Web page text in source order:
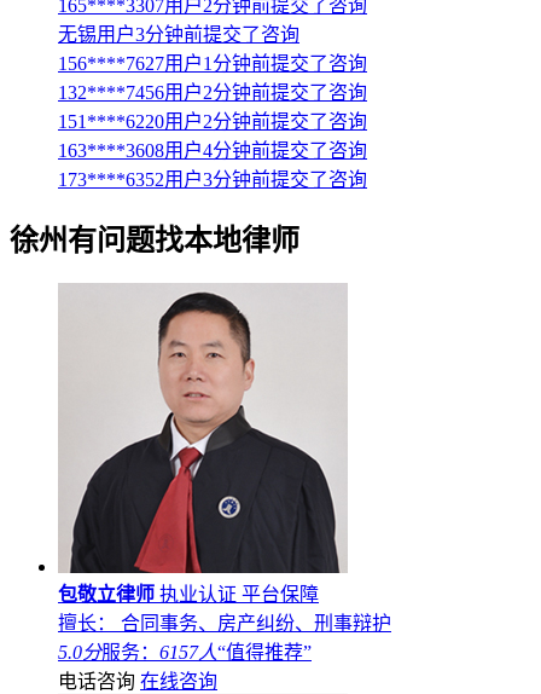
165****3307用户2分钟前提交了咨询
无锡用户3分钟前提交了咨询
156****7627用户1分钟前提交了咨询
132****7456用户2分钟前提交了咨询
151****6220用户2分钟前提交了咨询
163****3608用户4分钟前提交了咨询
173****6352用户3分钟前提交了咨询
徐州有问题找本地律师
包敬立律师 执业认证 平台保障
擅长： 合同事务、房产纠纷、刑事辩护
5.0分服务： 6157人“值得推荐”
电话咨询 在线咨询